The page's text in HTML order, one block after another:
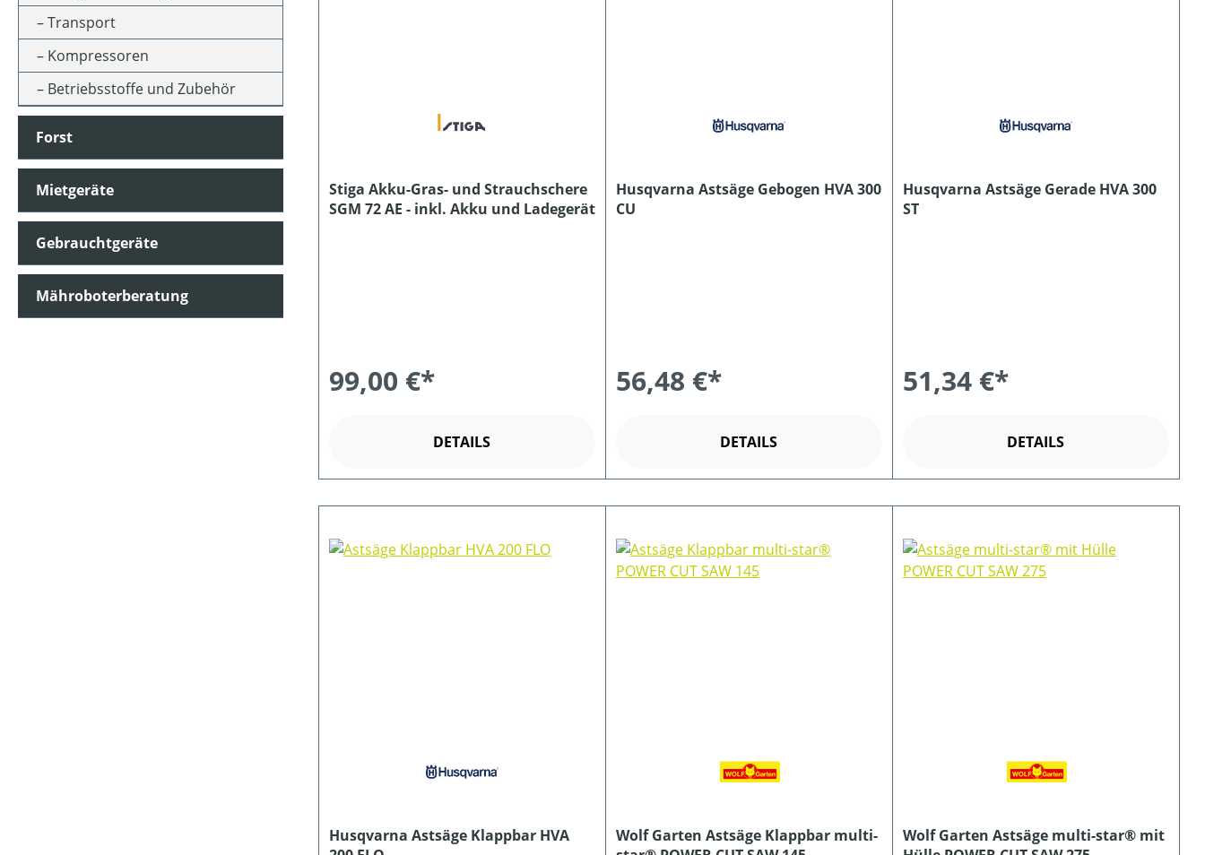
SCHALLLEISTUNGSPEGEL (IN DB(A))
SCHNITT-/SCHWERTLÄNGE (IN CM)
PREIS
Transport
Kompressoren
Betriebsstoffe und Zubehör
Forst
Mietgeräte
Gebrauchtgeräte
Mähroboterberatung
Stiga Akku-Gras- und Strauchschere
SGM 72 AE - inkl. Akku und Ladegerät
99,00 €*
DETAILS
Husqvarna Astsäge Gebogen HVA 300
CU
56,48 €*
DETAILS
Husqvarna Astsäge Gerade HVA 300
ST
51,34 €*
DETAILS
Husqvarna Astsäge Klappbar HVA
Wolf Garten Astsäge Klappbar multi-
Wolf Garten Astsäge multi-star® mit